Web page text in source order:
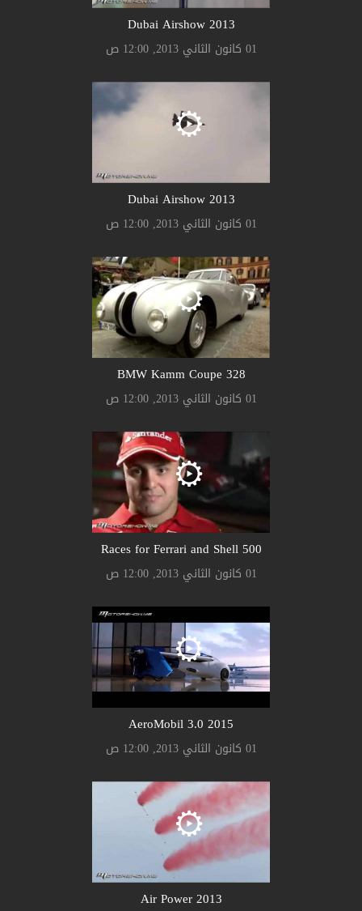
2013 Dubai Airshow
01 كانون الثاني 2013, 12:00 ص
2013 Dubai Airshow
01 كانون الثاني 2013, 12:00 ص
328 BMW Kamm Coupe
01 كانون الثاني 2013, 12:00 ص
500 Races for Ferrari and Shell
01 كانون الثاني 2013, 12:00 ص
AeroMobil 3.0 2015
01 كانون الثاني 2013, 12:00 ص
Air Power 2013